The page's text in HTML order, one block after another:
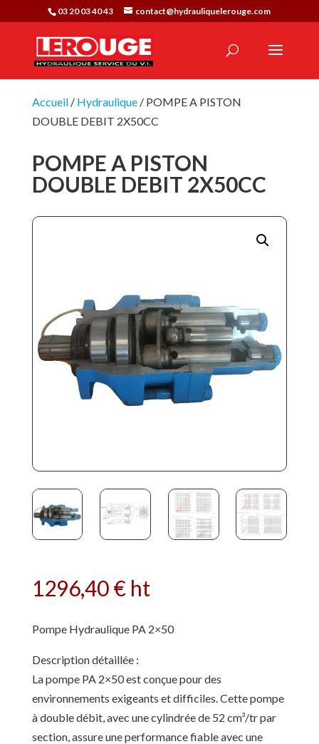
03 20 03 40 43 contact@hydrauliquelerouge.com
Accueil/ Hydraulique/ POMPE A PISTON
DOUBLE DEBIT 2X50CC
POMPE A PISTON
DOUBLE DEBIT 2X50CC
1296,40€ ht
Pompe Hydraulique PA 2×50
Description détaillée :
La pompe PA 2×50 est conçue pour des
environnements exigeants et difficiles. Cette pompe
à double débit, avec une cylindrée de 52 cm³/tr par
section, assure une performance fiable avec une